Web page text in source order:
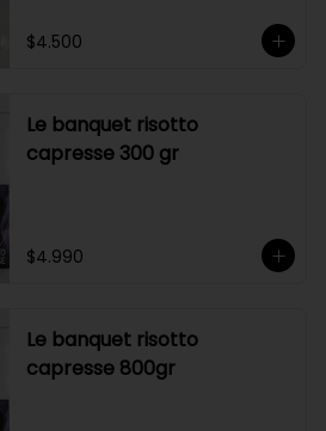
$4.500
Le banquet risotto
capresse 300 gr
$4.990
Le banquet risotto
capresse 800gr